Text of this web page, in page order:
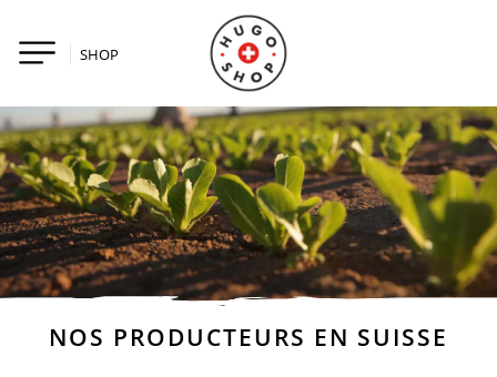
SHOP
NOS PRODUCTEURS EN SUISSE